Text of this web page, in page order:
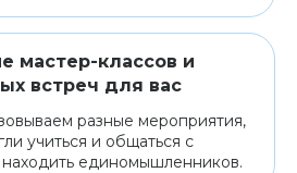
мастер-классов и
встреч для вас
разные мероприятия,
учиться и общаться с
находить единомышленников.